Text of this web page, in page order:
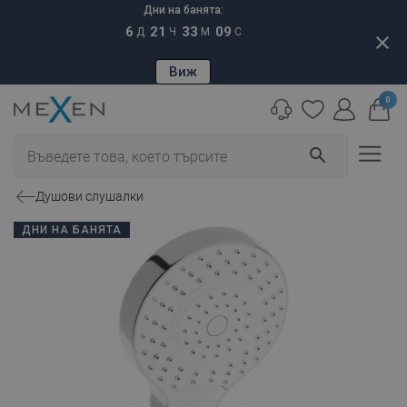
Дни на банята:
6 Д 21 Ч 33 М 08 С
Виж
close
search
0
Душови слушалки
ДНИ НА БАНЯТА